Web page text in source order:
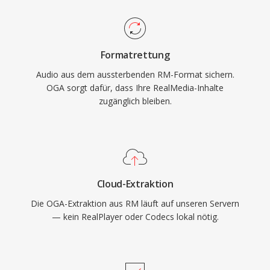
weitgehend abgelöst wurde, befinden sich RM-
Dateien in Archiven aus der frühen Internet-Ära
— von Nachrichtenorganisationen,
die RealMedia auf dem Höhepunkt seiner
Popularität einsetzten.
Komplexitäten proprietärer Formate. Das
Format unterstützt Vorbis-Kommentar-
Metadaten für standardisiertes Tagging von
Künstler-, Album- und Titelinformationen. OGA
wird nativ in Firefox, Chromium-basierten
Browsern, VLC und den meisten Linux-
Audioverteilung und Archivierungs-Workflows.
Formatrettung
Audio aus dem aussterbenden RM-Format sichern.
OGA sorgt dafür, dass Ihre RealMedia-Inhalte
zugänglich bleiben.
Cloud-Extraktion
Die OGA-Extraktion aus RM läuft auf unseren Servern
— kein RealPlayer oder Codecs lokal nötig.